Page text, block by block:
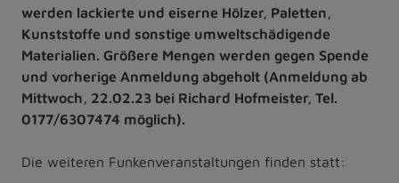
werden lackierte und eiserne Hölzer, Paletten,
Kunststoffe und sonstige umweltschädigende
Materialien. Größere Mengen werden gegen Spende
und vorherige Anmeldung abgeholt (Anmeldung ab
Mittwoch, 22.02.23 bei Richard Hofmeister, Tel.
0177/6307474 möglich).
Die weiteren Funkenveranstaltungen finden statt: